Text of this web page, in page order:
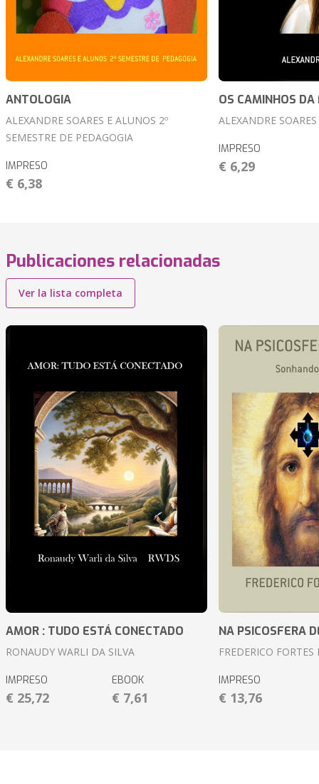
ANTOLOGIA
ALEXANDRE SOARES E ALUNOS 2º
SEMESTRE DE PEDAGOGIA
IMPRESO
€ 6,38
OS CAMINHOS DA
ALEXANDRE SOARES
IMPRESO
€ 6,29
Publicaciones relacionadas
Ver la lista completa
AMOR : TUDO ESTÁ CONECTADO
RONAUDY WARLI DA SILVA
IMPRESO
€ 25,72
EBOOK
€ 7,61
NA PSICOSFERA
FREDERICO FORTES
IMPRESO
€ 13,76